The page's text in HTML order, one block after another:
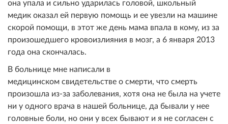
она упала и сильно ударилась головой, школьный
медик оказал ей первую помощь и ее увезли на машине
скорой помощи, в этот же день мама впала в кому, из за
произошедшего кровоизлияния в мозг, а 6 января 2013
года она скончалась.
В больнице мне написали в
медицинском свидетельстве о смерти, что смерть
произошла из-за заболевания, хотя она не была на учете
ни у одного врача в нашей больнице, да бывали у нее
головные боли, но они у всех бывают и я не согласен с